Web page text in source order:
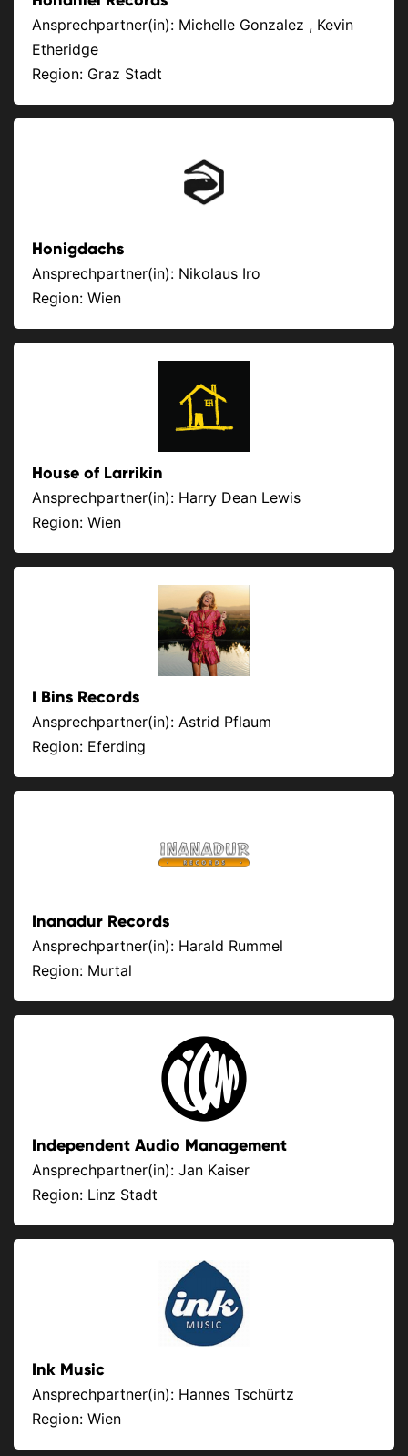
Ansprechpartner(in): Michelle Gonzalez , Kevin
Etheridge
Region: Graz Stadt
Honigdachs
Ansprechpartner(in): Nikolaus Iro
Region: Wien
House of Larrikin
Ansprechpartner(in): Harry Dean Lewis
Region: Wien
I Bins Records
Ansprechpartner(in): Astrid Pflaum
Region: Eferding
Inanadur Records
Ansprechpartner(in): Harald Rummel
Region: Murtal
Independent Audio Management
Ansprechpartner(in): Jan Kaiser
Region: Linz Stadt
Ink Music
Ansprechpartner(in): Hannes Tschürtz
Region: Wien